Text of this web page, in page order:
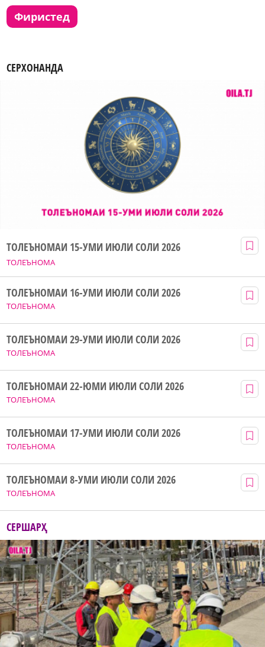
фиристед
СЕРХОНАНДА
ТОЛЕЪНОМА
ТОЛЕЪНОМАИ 15-УМИ ИЮЛИ СОЛИ 2026
ТОЛЕЪНОМА
ТОЛЕЪНОМАИ 16-УМИ ИЮЛИ СОЛИ 2026
ТОЛЕЪНОМА
ТОЛЕЪНОМАИ 29-УМИ ИЮЛИ СОЛИ 2026
ТОЛЕЪНОМА
ТОЛЕЪНОМАИ 22-ЮМИ ИЮЛИ СОЛИ 2026
ТОЛЕЪНОМА
ТОЛЕЪНОМАИ 17-УМИ ИЮЛИ СОЛИ 2026
ТОЛЕЪНОМА
ТОЛЕЪНОМАИ 8-УМИ ИЮЛИ СОЛИ 2026
СЕРШАРҲ